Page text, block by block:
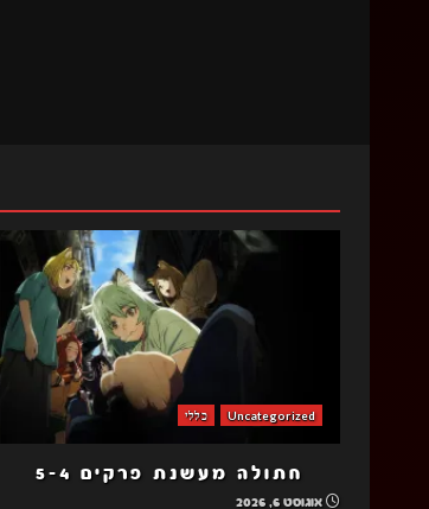
Uncategorized כללי
חתולה מעשנת פרקים 5-4
אוגוסט 6, 2026